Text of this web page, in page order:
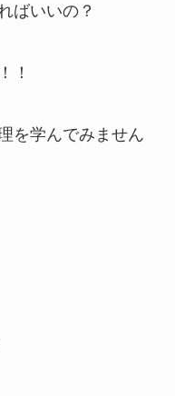
ばいいの？
！
を学んでみません